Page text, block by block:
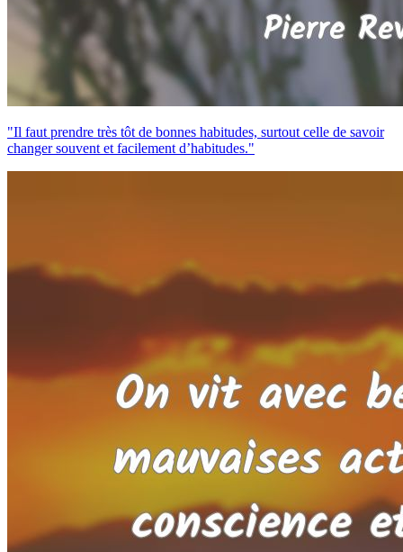
"Il faut prendre très tôt de bonnes habitudes, surtout celle de savoir
changer souvent et facilement d’habitudes."